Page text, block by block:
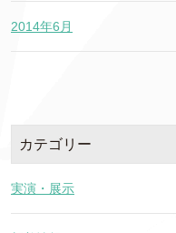
2014年6月
カテゴリー
実演・展示